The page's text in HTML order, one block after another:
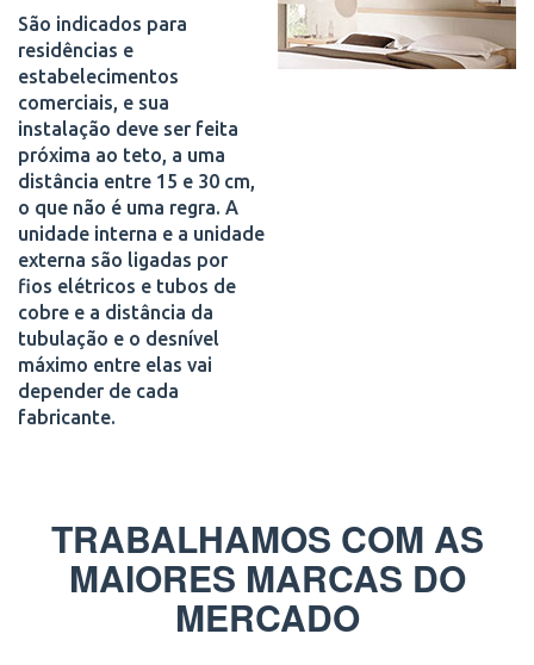
São indicados para
residências e
estabelecimentos
comerciais, e sua
instalação deve ser feita
próxima ao teto, a uma
distância entre 15 e 30 cm,
o que não é uma regra. A
unidade interna e a unidade
externa são ligadas por
fios elétricos e tubos de
cobre e a distância da
tubulação e o desnível
máximo entre elas vai
depender de cada
fabricante.
TRABALHAMOS COM AS
MAIORES MARCAS DO
MERCADO